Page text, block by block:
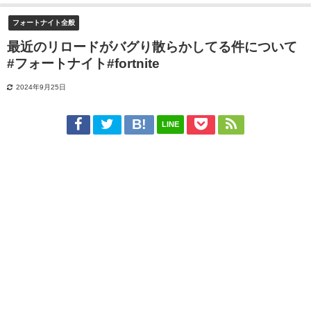
フォートナイト全般
最近のリロードがバグり散らかしてる件について
#フォートナイト#fortnite
2024年9月25日
LINE